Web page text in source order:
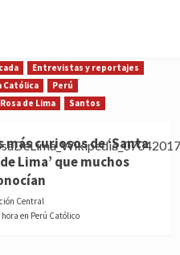
Entrevistas y reportajes
Católica
Perú
de Lima
Santos
más curiosos de ‘Santa
Lima’ que muchos
Central
hora en Perú Católico